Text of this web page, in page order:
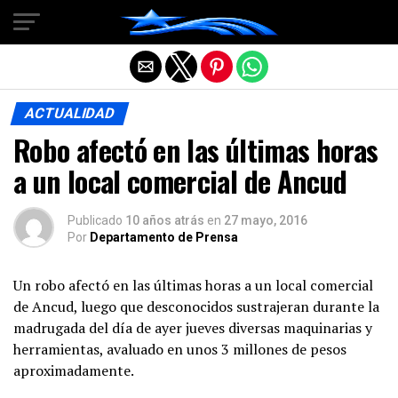
ACTUALIDAD
Robo afectó en las últimas horas
a un local comercial de Ancud
Publicado 10 años atrás en 27 mayo, 2016
Por Departamento de Prensa
Un robo afectó en las últimas horas a un local comercial
de Ancud, luego que desconocidos sustrajeran durante la
madrugada del día de ayer jueves diversas maquinarias y
herramientas, avaluado en unos 3 millones de pesos
aproximadamente.
Salir de la versión móvil